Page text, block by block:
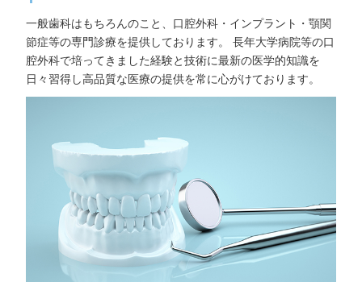
一般歯科はもちろんのこと、口腔外科・インプラント・顎関
節症等の専門診療を提供しております。 長年大学病院等の口
腔外科で培ってきました経験と技術に最新の医学的知識を
日々習得し高品質な医療の提供を常に心がけております。